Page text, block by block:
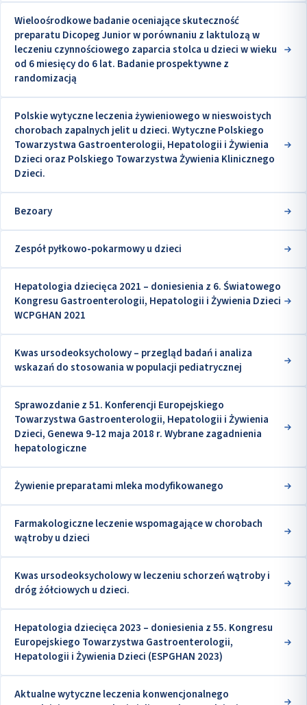
Wieloośrodkowe badanie oceniające skuteczność
preparatu Dicopeg Junior w porównaniu z laktulozą w
leczeniu czynnościowego zaparcia stolca u dzieci w wieku
od 6 miesięcy do 6 lat. Badanie prospektywne z
randomizacją
Polskie wytyczne leczenia żywieniowego w nieswoistych
chorobach zapalnych jelit u dzieci. Wytyczne Polskiego
Towarzystwa Gastroenterologii, Hepatologii i Żywienia
Dzieci oraz Polskiego Towarzystwa Żywienia Klinicznego
Dzieci.
Bezoary
Zespół pyłkowo-pokarmowy u dzieci
Hepatologia dziecięca 2021 – doniesienia z 6. Światowego
Kongresu Gastroenterologii, Hepatologii i Żywienia Dzieci
WCPGHAN 2021
Kwas ursodeoksycholowy – przegląd badań i analiza
wskazań do stosowania w populacji pediatrycznej
Sprawozdanie z 51. Konferencji Europejskiego
Towarzystwa Gastroenterologii, Hepatologii i Żywienia
Dzieci, Genewa 9-12 maja 2018 r. Wybrane zagadnienia
hepatologiczne
Żywienie preparatami mleka modyfikowanego
Farmakologiczne leczenie wspomagające w chorobach
wątroby u dzieci
Kwas ursodeoksycholowy w leczeniu schorzeń wątroby i
dróg żółciowych u dzieci.
Hepatologia dziecięca 2023 – doniesienia z 55. Kongresu
Europejskiego Towarzystwa Gastroenterologii,
Hepatologii i Żywienia Dzieci (ESPGHAN 2023)
Aktualne wytyczne leczenia konwencjonalnego